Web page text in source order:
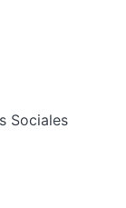
Sociales